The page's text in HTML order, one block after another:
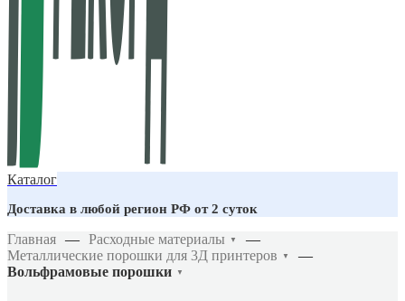
Каталог
Доставка в любой регион РФ от 2 суток
Главная — Расходные материалы ▼
—
Металлические порошки для 3Д принтеров
▼
—
Вольфрамовые порошки
▼